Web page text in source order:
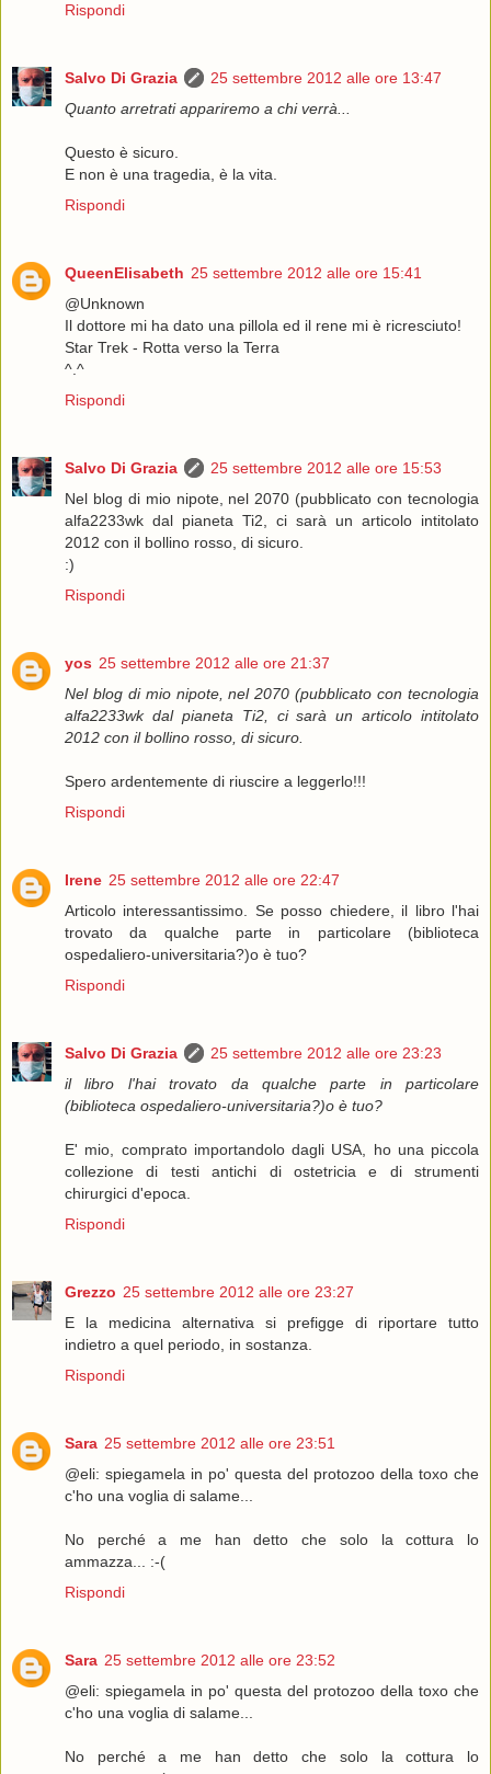
Rispondi
Salvo Di Grazia
25 settembre 2012 alle ore 13:47
Quanto arretrati appariremo a chi verrà...
Questo è sicuro.
E non è una tragedia, è la vita.
Rispondi
QueenElisabeth 25 settembre 2012 alle ore 15:41
@Unknown
Il dottore mi ha dato una pillola ed il rene mi è ricresciuto!
Star Trek - Rotta verso la Terra
^.^
Rispondi
Salvo Di Grazia
25 settembre 2012 alle ore 15:53
Nel blog di mio nipote, nel 2070 (pubblicato con tecnologia
alfa2233wk dal pianeta Ti2, ci sarà un articolo intitolato
2012 con il bollino rosso, di sicuro.
:)
Rispondi
yos 25 settembre 2012 alle ore 21:37
Nel blog di mio nipote, nel 2070 (pubblicato con tecnologia
alfa2233wk dal pianeta Ti2, ci sarà un articolo intitolato
2012 con il bollino rosso, di sicuro.
Spero ardentemente di riuscire a leggerlo!!!
Rispondi
Irene 25 settembre 2012 alle ore 22:47
Articolo interessantissimo. Se posso chiedere, il libro l'hai
trovato da qualche parte in particolare (biblioteca
ospedaliero-universitaria?)o è tuo?
Rispondi
Salvo Di Grazia
25 settembre 2012 alle ore 23:23
il libro l'hai trovato da qualche parte in particolare
(biblioteca ospedaliero-universitaria?)o è tuo?
E' mio, comprato importandolo dagli USA, ho una piccola
collezione di testi antichi di ostetricia e di strumenti
chirurgici d'epoca.
Rispondi
Grezzo 25 settembre 2012 alle ore 23:27
E la medicina alternativa si prefigge di riportare tutto
indietro a quel periodo, in sostanza.
Rispondi
Sara 25 settembre 2012 alle ore 23:51
@eli: spiegamela in po' questa del protozoo della toxo che
c'ho una voglia di salame...
No perché a me han detto che solo la cottura lo
ammazza... :-(
Rispondi
Sara 25 settembre 2012 alle ore 23:52
@eli: spiegamela in po' questa del protozoo della toxo che
c'ho una voglia di salame...
No perché a me han detto che solo la cottura lo